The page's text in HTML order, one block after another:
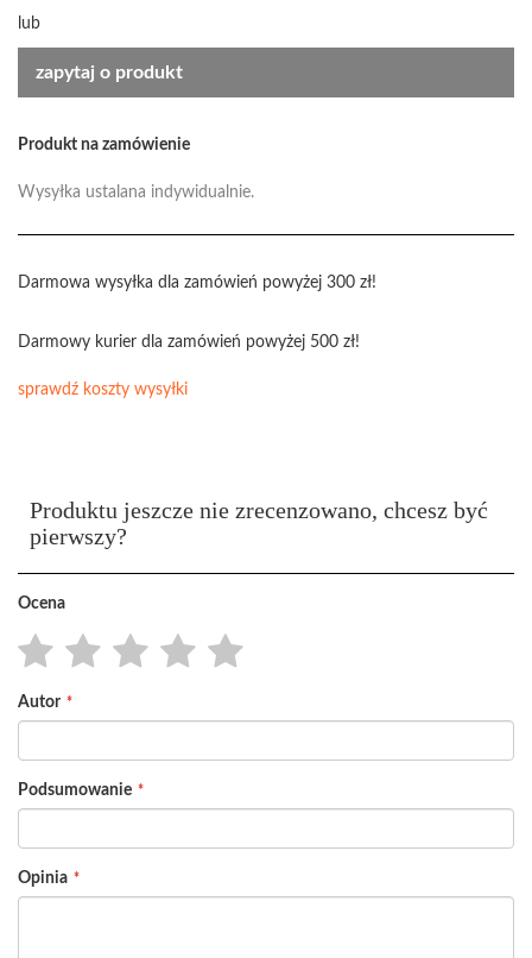
lub
zapytaj o produkt
Produkt na zamówienie
Wysyłka ustalana indywidualnie.
Darmowa wysyłka dla zamówień powyżej 300 zł!
Darmowy kurier dla zamówień powyżej 500 zł!
sprawdź koszty wysyłki
Produktu jeszcze nie zrecenzowano, chcesz być
pierwszy?
Ocena
star
stars
stars
stars
stars
Autor
Podsumowanie
Opinia